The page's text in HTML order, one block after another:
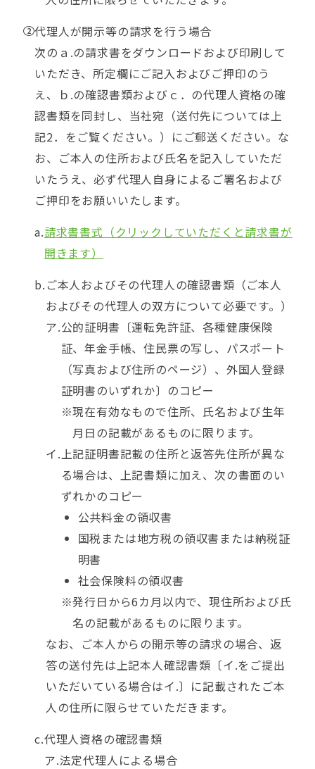
代理人が開示等の請求を行う場合
次のａ.の請求書をダウンロードおよび印刷して
いただき、所定欄にご記入およびご押印のう
え、ｂ.の確認書類およびｃ．の代理人資格の確
認書類を同封し、当社宛（送付先については上
記2．をご覧ください。）にご郵送ください。な
お、ご本人の住所および氏名を記入していただ
いたうえ、必ず代理人自身によるご署名および
ご押印をお願いいたします。
請求書書式（クリックしていただくと請求書が
開きます）
ご本人およびその代理人の確認書類（ご本人
およびその代理人の双方について必要です。）
公的証明書〔運転免許証、各種健康保険
証、年金手帳、住民票の写し、パスポート
（写真および住所のページ）、外国人登録
証明書のいずれか〕のコピー
現在有効なもので住所、氏名および生年
月日の記載があるものに限ります。
上記証明書記載の住所と返答先住所が異な
る場合は、上記書類に加え、次の書面のい
ずれかのコピー
公共料金の領収書
国税または地方税の領収書または納税証
明書
社会保険料の領収書
発行日から6カ月以内で、現住所および氏
名の記載があるものに限ります。
なお、ご本人からの開示等の請求の場合、返
答の送付先は上記本人確認書類〔イ.をご提出
いただいている場合はイ.〕に記載されたご本
人の住所に限らせていただきます。
代理人資格の確認書類
法定代理人による場合